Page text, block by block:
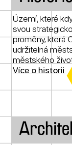
Území, které
svou
proměny, která
udržitelná
městského
Více o historii